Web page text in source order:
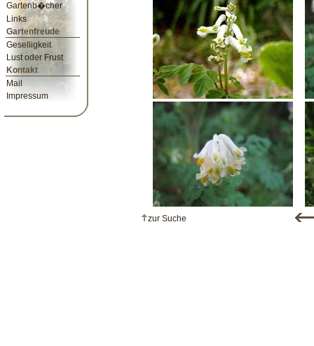
Gartenb�cher
Links
Gartenfreude
Geselligkeit
Lust oder Frust
Kontakt
Mail
Impressum
zur Suche